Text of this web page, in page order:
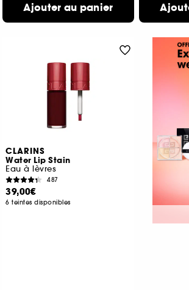
Ajouter au panier
CLARINS
Water Lip Stain
Eau à lèvres
487
39,00€
6 teintes disponibles